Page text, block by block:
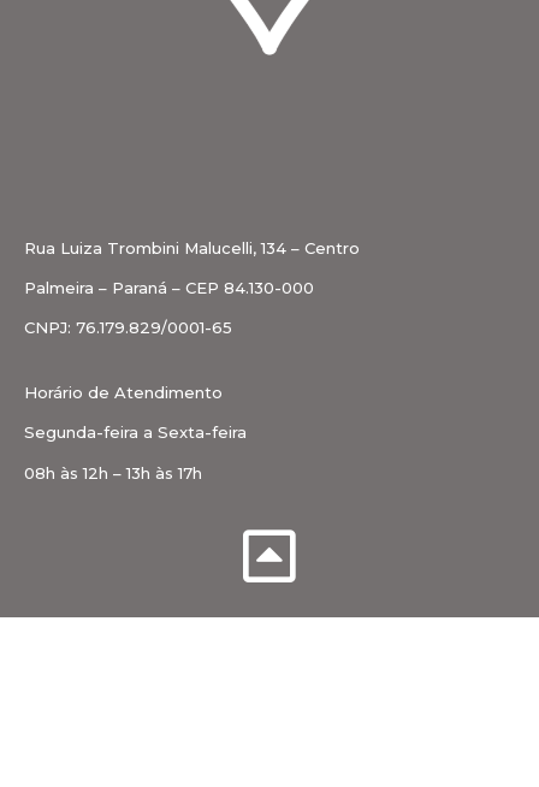
Rua Luiza Trombini Malucelli, 134 – Centro
Palmeira – Paraná – CEP 84.130-000
CNPJ: 76.179.829/0001-65
Horário de Atendimento
Segunda-feira a Sexta-feira
08h às 12h – 13h às 17h